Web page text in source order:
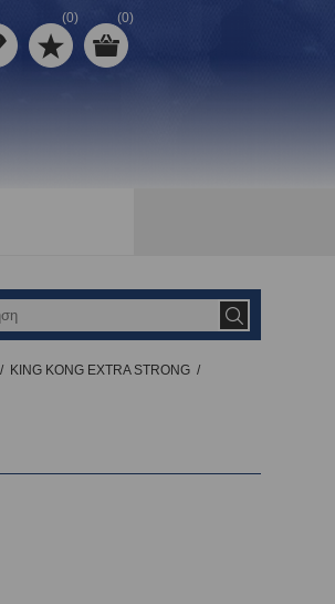
(0) (0)
/ KING KONG EXTRA STRONG /